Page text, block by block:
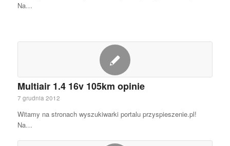
Na…
Multiair 1.4 16v 105km opinie
7 grudnia 2012
Witamy na stronach wyszukiwarki portalu przyspieszenie.pl!
Na…